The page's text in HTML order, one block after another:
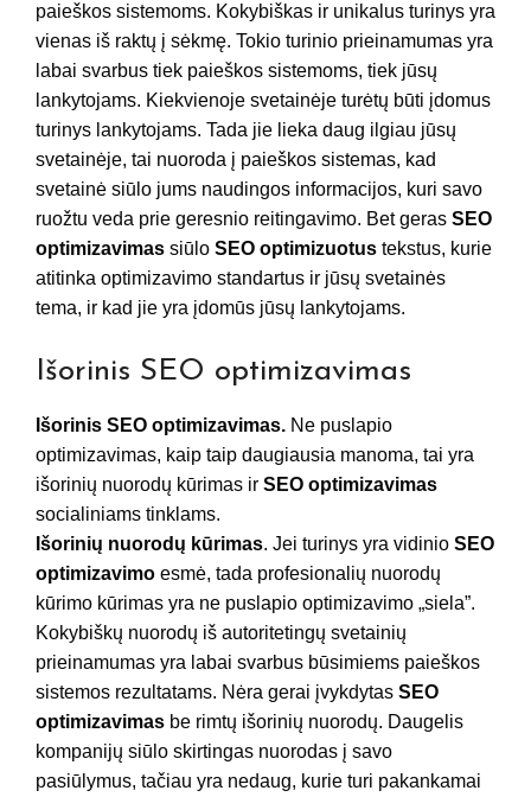
paieškos sistemoms. Kokybiškas ir unikalus turinys yra
vienas iš raktų į sėkmę. Tokio turinio prieinamumas yra
labai svarbus tiek paieškos sistemoms, tiek jūsų
lankytojams. Kiekvienoje svetainėje turėtų būti įdomus
turinys lankytojams. Tada jie lieka daug ilgiau jūsų
svetainėje, tai nuoroda į paieškos sistemas, kad
svetainė siūlo jums naudingos informacijos, kuri savo
ruožtu veda prie geresnio reitingavimo. Bet geras SEO
optimizavimas siūlo SEO optimizuotus tekstus, kurie
atitinka optimizavimo standartus ir jūsų svetainės
tema, ir kad jie yra įdomūs jūsų lankytojams.
Išorinis SEO optimizavimas
Išorinis SEO optimizavimas. Ne puslapio
optimizavimas, kaip taip daugiausia manoma, tai yra
išorinių nuorodų kūrimas ir SEO optimizavimas
socialiniams tinklams.
Išorinių nuorodų kūrimas. Jei turinys yra vidinio SEO
optimizavimo esmė, tada profesionalių nuorodų
kūrimo kūrimas yra ne puslapio optimizavimo „siela”.
Kokybiškų nuorodų iš autoritetingų svetainių
prieinamumas yra labai svarbus būsimiems paieškos
sistemos rezultatams. Nėra gerai įvykdytas SEO
optimizavimas be rimtų išorinių nuorodų. Daugelis
kompanijų siūlo skirtingas nuorodas į savo
pasiūlymus, tačiau yra nedaug, kurie turi pakankamai